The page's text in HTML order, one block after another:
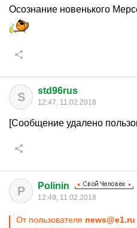
Осознание новенького
S std96rus
12:47, 11.02.2018
[Сообщение удалено
P Polinin
12:49, 11.02.2018
От пользователя news@e1.ru